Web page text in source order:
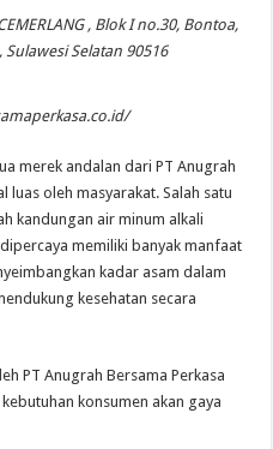
, Blok I no.30, Bontoa,
Selatan 90516
merek andalan dari PT Anugrah
luas oleh masyarakat. Salah satu
kandungan air minum alkali
memiliki banyak manfaat
kadar asam dalam
kesehatan secara
PT Anugrah Bersama Perkasa
konsumen akan gaya